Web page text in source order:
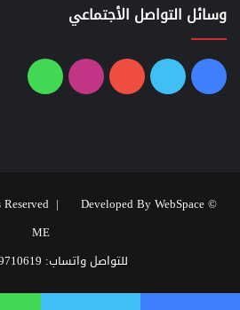
وسائل التواصل الأجتماعي
فيسبوك
تويتر يوتيوبانستقرامواتساب
© Copyright 2026, All Rights Reserved |
Developed By WebSpace
ME
للتواصل واتساب: 00201099710619